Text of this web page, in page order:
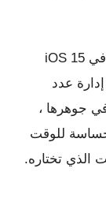
إحدى الميزات الجديدة العديدة المتوفرة في iOS 15
عدد
جوهرها ،
للوقت
الذي تختاره.